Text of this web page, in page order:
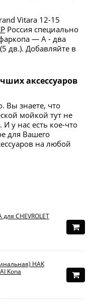
Vitara 12-15
Россия специально
— А - два
дв.). Добавляйте в
аксессуаров
Вы знаете, что
мойкой тут не
у нас есть кое-что
для Вашего
на любой
CHEVROLET
HAK
Kona